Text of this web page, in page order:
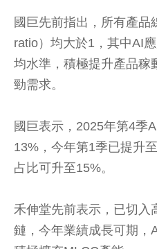
國巨先前指出，所有產品
ratio）均大於1，其中AI
均水準，積極提升產品稼
勁需求。
國巨表示，2025年第4季
13%，今年第1季已提升
占比可升至15%。
禾伸堂先前表示，已切入
鏈，今年業績成長可期，